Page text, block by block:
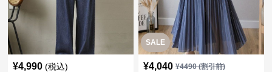
¥4,990 (税込)
SALE
¥4,040 ¥4490(割引前)